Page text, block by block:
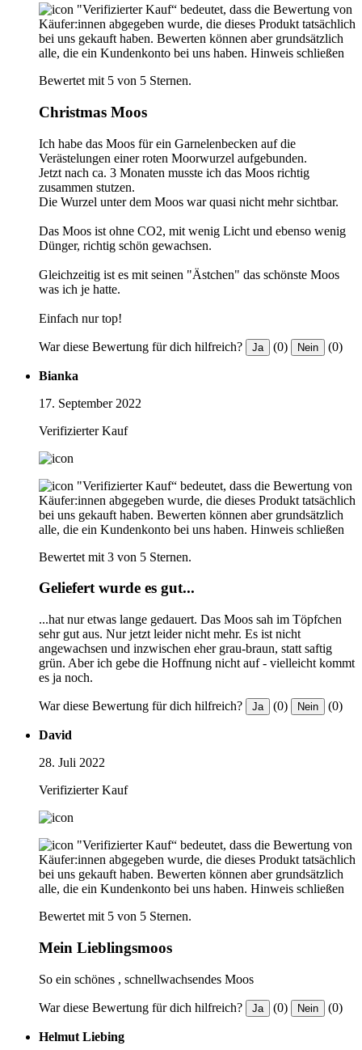
"Verifizierter Kauf“ bedeutet, dass die Bewertung von
Käufer:innen abgegeben wurde, die dieses Produkt tatsächlich
bei uns gekauft haben. Bewerten können aber grundsätzlich
alle, die ein Kundenkonto bei uns haben. Hinweis schließen
Bewertet mit 5 von 5 Sternen.
Christmas Moos
Ich habe das Moos für ein Garnelenbecken auf die
Verästelungen einer roten Moorwurzel aufgebunden.
Jetzt nach ca. 3 Monaten musste ich das Moos richtig
zusammen stutzen.
Die Wurzel unter dem Moos war quasi nicht mehr sichtbar.
Das Moos ist ohne CO2, mit wenig Licht und ebenso wenig
Dünger, richtig schön gewachsen.
Gleichzeitig ist es mit seinen "Ästchen" das schönste Moos
was ich je hatte.
Einfach nur top!
War diese Bewertung für dich hilfreich? Ja (0) Nein (0)
Bianka
17. September 2022
Verifizierter Kauf
"Verifizierter Kauf“ bedeutet, dass die Bewertung von
Käufer:innen abgegeben wurde, die dieses Produkt tatsächlich
bei uns gekauft haben. Bewerten können aber grundsätzlich
alle, die ein Kundenkonto bei uns haben. Hinweis schließen
Bewertet mit 3 von 5 Sternen.
Geliefert wurde es gut...
...hat nur etwas lange gedauert. Das Moos sah im Töpfchen
sehr gut aus. Nur jetzt leider nicht mehr. Es ist nicht
angewachsen und inzwischen eher grau-braun, statt saftig
grün. Aber ich gebe die Hoffnung nicht auf - vielleicht kommt
es ja noch.
War diese Bewertung für dich hilfreich? Ja (0) Nein (0)
David
28. Juli 2022
Verifizierter Kauf
"Verifizierter Kauf“ bedeutet, dass die Bewertung von
Käufer:innen abgegeben wurde, die dieses Produkt tatsächlich
bei uns gekauft haben. Bewerten können aber grundsätzlich
alle, die ein Kundenkonto bei uns haben. Hinweis schließen
Bewertet mit 5 von 5 Sternen.
Mein Lieblingsmoos
So ein schönes , schnellwachsendes Moos
War diese Bewertung für dich hilfreich? Ja (0) Nein (0)
Helmut Liebing